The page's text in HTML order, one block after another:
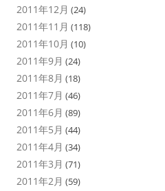
2011年12月 (24)
2011年11月 (118)
2011年10月 (10)
2011年9月 (24)
2011年8月 (18)
2011年7月 (46)
2011年6月 (89)
2011年5月 (44)
2011年4月 (34)
2011年3月 (71)
2011年2月 (59)